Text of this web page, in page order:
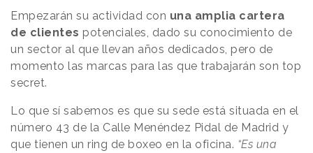
Empezarán su actividad con una amplia cartera
de clientes potenciales, dado su conocimiento de
un sector al que llevan años dedicados, pero de
momento las marcas para las que trabajarán son top
secret.
Lo que sí sabemos es que su sede está situada en el
número 43 de la Calle Menéndez Pidal de Madrid y
que tienen un ring de boxeo en la oficina. “Es una